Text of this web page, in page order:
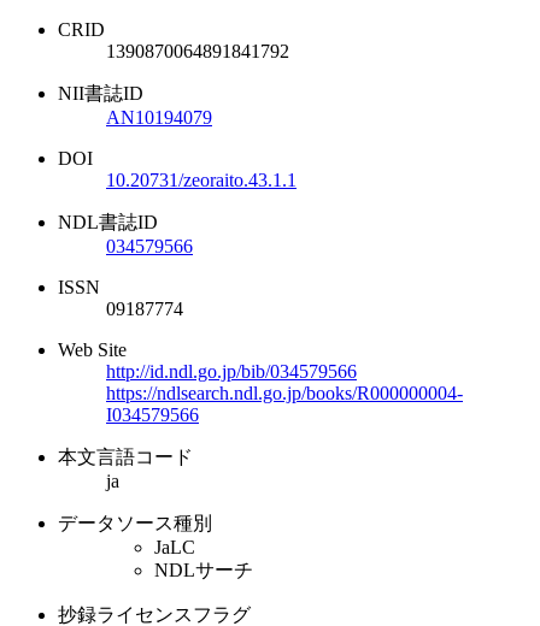
CRID
1390870064891841792
NII書誌ID
AN10194079
DOI
10.20731/zeoraito.43.1.1
NDL書誌ID
034579566
ISSN
09187774
Web Site
http://id.ndl.go.jp/bib/034579566
https://ndlsearch.ndl.go.jp/books/R000000004-
I034579566
本文言語コード
ja
データソース種別
JaLC
NDLサーチ
抄録ライセンスフラグ